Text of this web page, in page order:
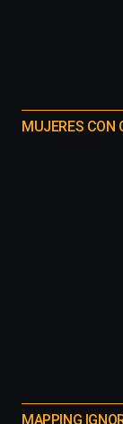
MUJERES CON
MAPPING